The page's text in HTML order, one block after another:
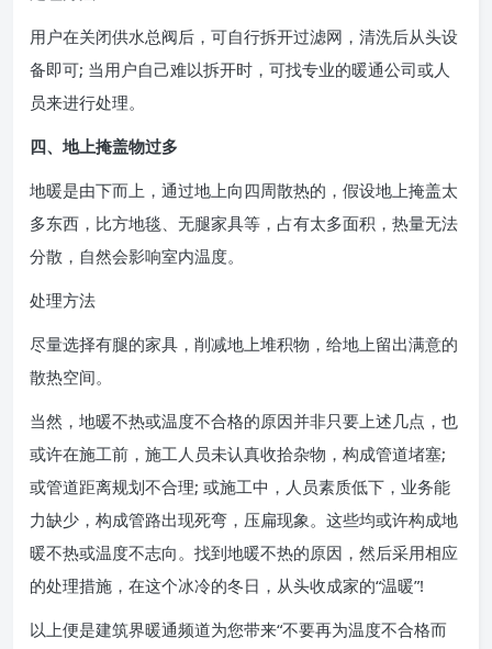
用户在关闭供水总阀后，可自行拆开过滤网，清洗后从头设
备即可; 当用户自己难以拆开时，可找专业的暖通公司或人
员来进行处理。
四、地上掩盖物过多
地暖是由下而上，通过地上向四周散热的，假设地上掩盖太
多东西，比方地毯、无腿家具等，占有太多面积，热量无法
分散，自然会影响室内温度。
处理方法
尽量选择有腿的家具，削减地上堆积物，给地上留出满意的
散热空间。
当然，地暖不热或温度不合格的原因并非只要上述几点，也
或许在施工前，施工人员未认真收拾杂物，构成管道堵塞;
或管道距离规划不合理; 或施工中，人员素质低下，业务能
力缺少，构成管路出现死弯，压扁现象。这些均或许构成地
暖不热或温度不志向。找到地暖不热的原因，然后采用相应
的处理措施，在这个冰冷的冬日，从头收成家的“温暖”!
以上便是建筑界暖通频道为您带来“不要再为温度不合格而